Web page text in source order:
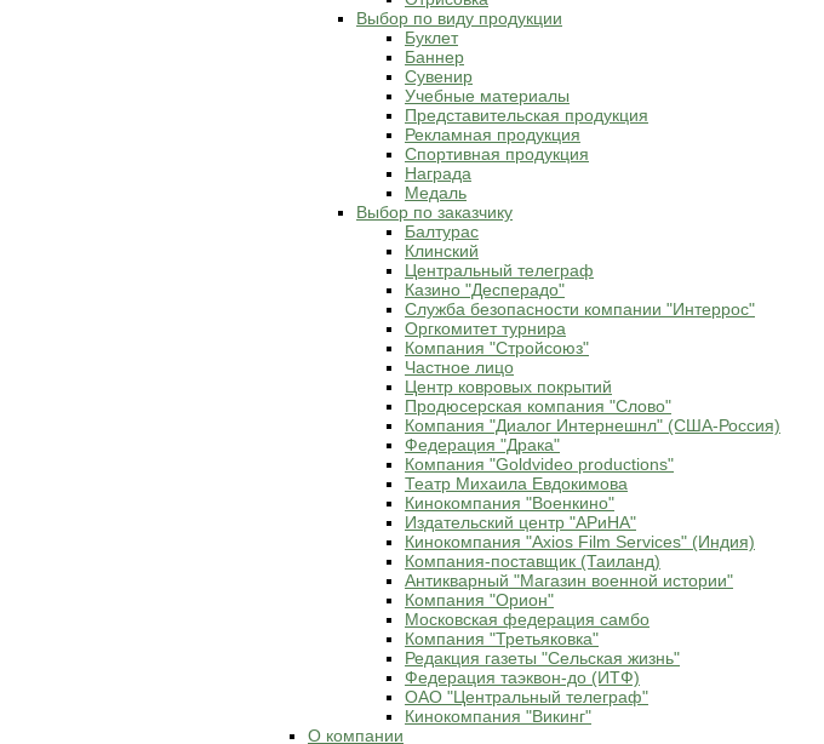
Выбор по виду продукции
Буклет
Баннер
Сувенир
Учебные материалы
Представительская продукция
Рекламная продукция
Спортивная продукция
Награда
Медаль
Выбор по заказчику
Балтурас
Клинский
Центральный телеграф
Казино "Десперадо"
Служба безопасности компании "Интеррос"
Оргкомитет турнира
Компания "Стройсоюз"
Частное лицо
Центр ковровых покрытий
Продюсерская компания "Слово"
Компания "Диалог Интернешнл" (США-Россия)
Федерация "Драка"
Компания "Goldvideo productions"
Театр Михаила Евдокимова
Кинокомпания "Военкино"
Издательский центр "АРиНА"
Кинокомпания "Axios Film Services" (Индия)
Компания-поставщик (Таиланд)
Антикварный "Магазин военной истории"
Компания "Орион"
Московская федерация самбо
Компания "Третьяковка"
Редакция газеты "Сельская жизнь"
Федерация таэквон-до (ИТФ)
ОАО "Центральный телеграф"
Кинокомпания "Викинг"
О компании